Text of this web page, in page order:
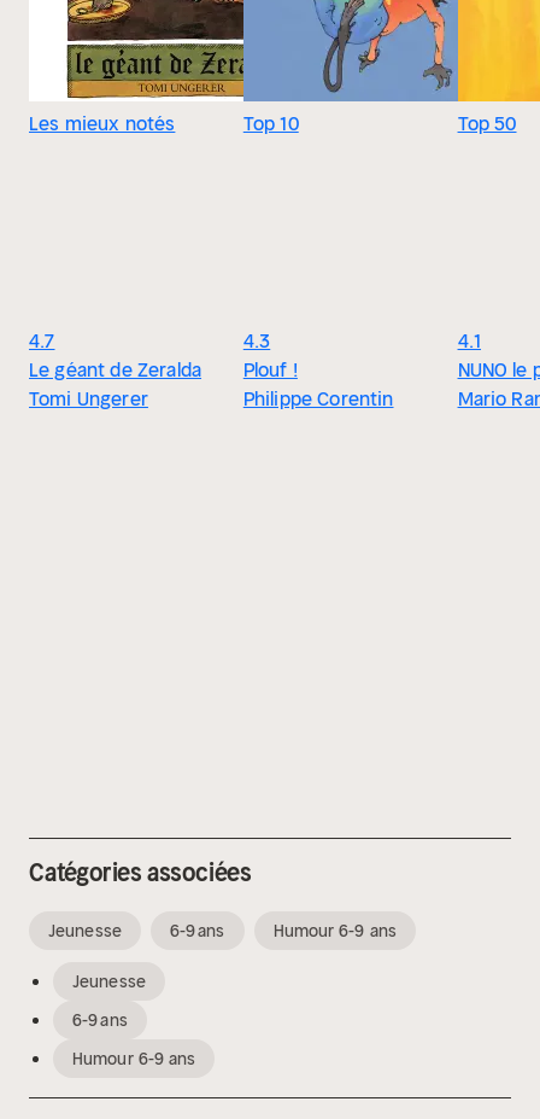
Les mieux notés
4.7
Le géant de Zeralda
Tomi Ungerer
Top 10
4.3
Plouf !
Philippe Corentin
Top 50
4.1
NUNO
Mario
Catégories associées
Jeunesse 6-9 ans Humour 6-9 ans
Jeunesse
6-9 ans
Humour 6-9 ans